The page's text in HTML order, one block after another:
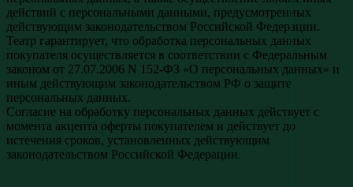
действий с персональными данными, предусмотренных
действующим законодательством Российской Федерации.
Театр гарантирует, что обработка персональных данных
покупателя осуществляется в соответствии с Федеральным
законом от 27.07.2006 N 152-ФЗ «О персональных данных» и
иным действующим законодательством РФ о защите
персональных данных.
Согласие на обработку персональных данных действует с
момента акцепта оферты покупателем и действует до
истечения сроков, установленных действующим
законодательством Российской Федерации.